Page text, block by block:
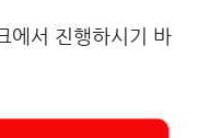
에서 진행하시기 바